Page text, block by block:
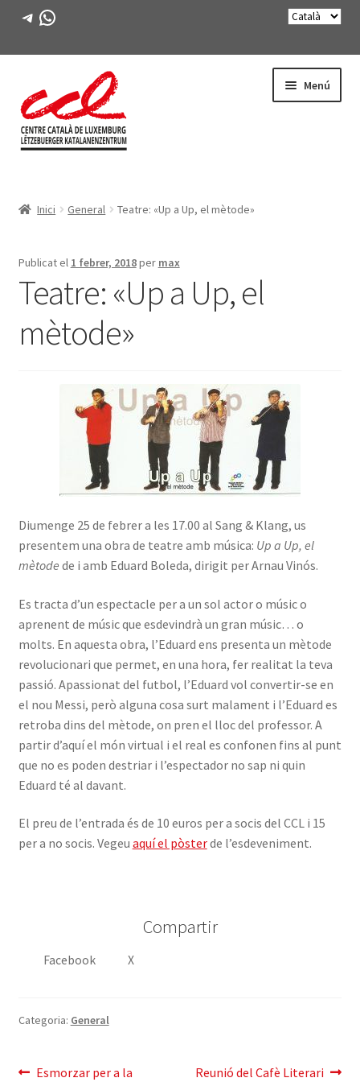
Telegram
WhatsApp
navegació
al
contingut
Menú
ACTIVITATS
CURSOS
FES-TE SOCI
LLIBRE
INICIA SESSIÓ
Inici General Teatre: «Up a Up, el mètode»
Publicat el 1 febrer, 2018per max
Teatre: «Up a Up, el
mètode»
Diumenge 25 de febrer a les 17.00 al Sang & Klang, us
presentem una obra de teatre amb música: Up a Up, el
mètode de i amb Eduard Boleda, dirigit per Arnau Vinós.
Es tracta d’un espectacle per a un sol actor o músic o
aprenent de músic que esdevindrà un gran músic… o
molts. En aquesta obra, l’Eduard ens presenta un mètode
revolucionari que permet, en una hora, fer realitat la teva
passió. Apassionat del futbol, l’Eduard vol convertir-se en
el nou Messi, però alguna cosa surt malament i l’Eduard es
retroba dins del mètode, on pren el lloc del professor. A
partir d’aquí el món virtual i el real es confonen fins al punt
que no es poden destriar i l’espectador no sap ni quin
Eduard té al davant.
El preu de l’entrada és de 10 euros per a socis del CCL i 15
per a no socis. Vegeu aquí el pòsterde l’esdeveniment.
Compartir
Facebook X
Categoria: General
Entrada
Esmorzar per a la Pròxima
Reunió del Cafè Literari